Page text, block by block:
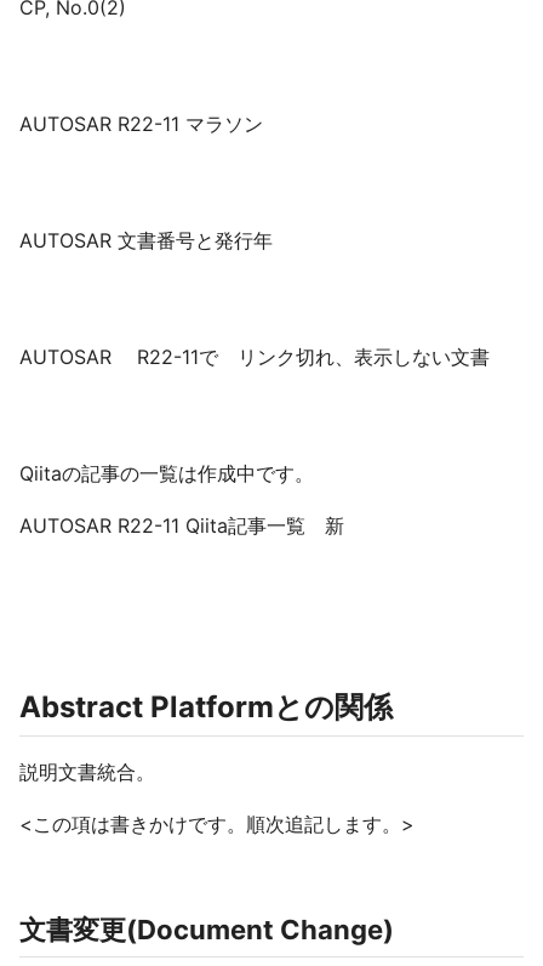
CP, No.0(2)
AUTOSAR R22-11 マラソン
AUTOSAR 文書番号と発行年
AUTOSAR R22-11で リンク切れ、表示しない文書
Qiitaの記事の一覧は作成中です。
AUTOSAR R22-11 Qiita記事一覧 新
Abstract Platformとの関係
説明文書統合。
<この項は書きかけです。順次追記します。>
文書変更(Document Change)